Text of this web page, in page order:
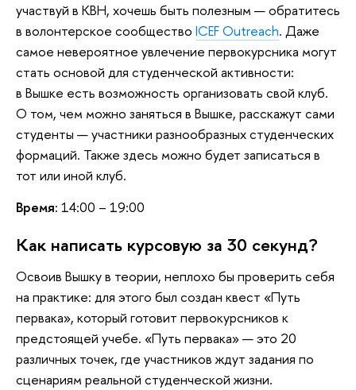
участвуй в КВН, хочешь быть полезным — обратитесь
в волонтерское сообщество ICEF Outreach. Даже
самое невероятное увлечение первокурсника могут
стать основой для студенческой активности:
в Вышке есть возможность организовать свой клуб.
О том, чем можно заняться в Вышке, расскажут сами
студенты — участники разнообразных студенческих
формаций. Также здесь можно будет записаться в
тот или иной клуб.
Время: 14:00 – 19:00
Как написать курсовую за 30 секунд?
Освоив Вышку в теории, неплохо бы проверить себя
на практике: для этого был создан квест «Путь
первака», который готовит первокурсников к
предстоящей учебе. «Путь первака» — это 20
различных точек, где участников ждут задания по
сценариям реальной студенческой жизни.